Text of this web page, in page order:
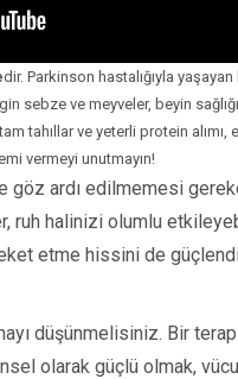
dir. Parkinson hastalığıyla
sebze ve meyveler, beyin
tahıllar ve yeterli protein
vermeyi unutmayın!
göz ardı edilmemesi
halinizi olumlu
etme hissini de
düşünmelisiniz. Bir
olarak güçlü olmak,